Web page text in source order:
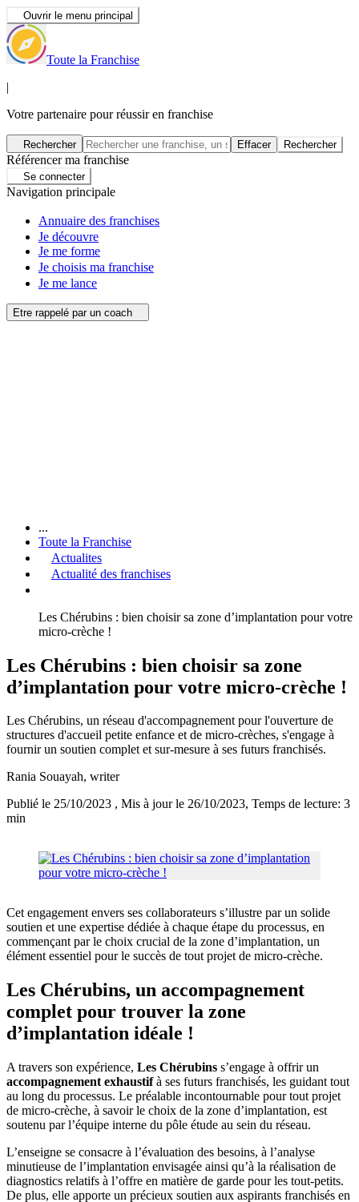
Ouvrir le menu principal
Toute la Franchise
|
Votre partenaire pour réussir en franchise
Rechercher Effacer Rechercher
Référencer ma franchise
Se connecter
Navigation principale
Annuaire des franchises
Je découvre
Je me forme
Je choisis ma franchise
Je me lance
Etre rappelé par un coach
...
Toute la Franchise
Actualites
Actualité des franchises
Les Chérubins : bien choisir sa zone d’implantation pour votre
micro-crèche !
Les Chérubins : bien choisir sa zone
d’implantation pour votre micro-crèche !
Les Chérubins, un réseau d'accompagnement pour l'ouverture de
structures d'accueil petite enfance et de micro-crèches, s'engage à
fournir un soutien complet et sur-mesure à ses futurs franchisés.
Rania Souayah, writer
Publié le 25/10/2023 , Mis à jour le 26/10/2023, Temps de lecture: 3
min
Cet engagement envers ses collaborateurs s’illustre par un solide
soutien et une expertise dédiée à chaque étape du processus, en
commençant par le choix crucial de la zone d’implantation, un
élément essentiel pour le succès de tout projet de micro-crèche.
Les Chérubins, un accompagnement
complet pour trouver la zone
d’implantation idéale !
A travers son expérience, Les Chérubins s’engage à offrir un
accompagnement exhaustifà ses futurs franchisés, les guidant tout
au long du processus. Le préalable incontournable pour tout projet
de micro-crèche, à savoir le choix de la zone d’implantation, est
soutenu par l’équipe interne du pôle étude au sein du réseau.
L’enseigne se consacre à l’évaluation des besoins, à l’analyse
minutieuse de l’implantation envisagée ainsi qu’à la réalisation de
diagnostics relatifs à l’offre en matière de garde pour les tout-petits.
De plus, elle apporte un précieux soutien aux aspirants franchisés en